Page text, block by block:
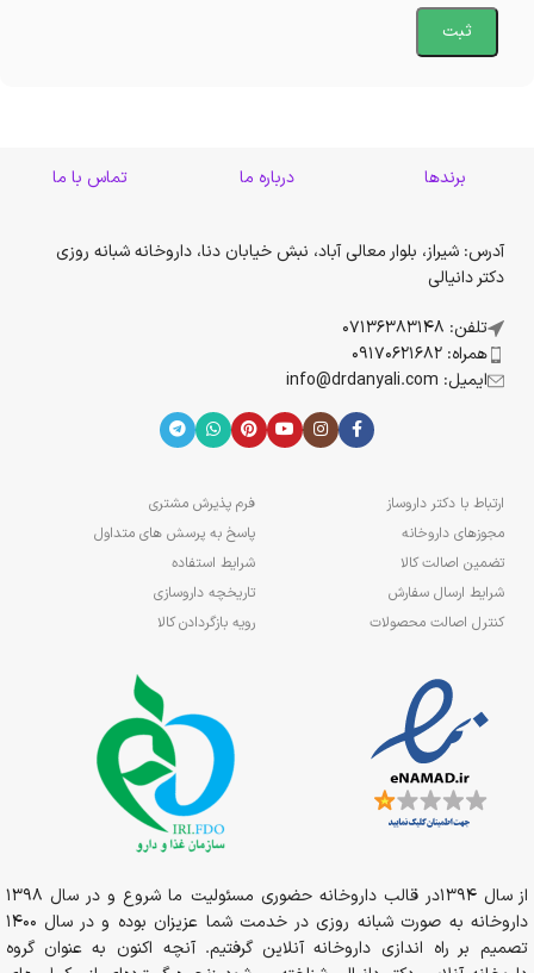
برندها درباره ما تماس با ما
آدرس: شیراز، بلوار معالی آباد، نبش خیابان دنا، داروخانه شبانه روزی
دکتر دانیالی
تلفن: 07136383148
همراه: 09170621682
ایمیل: info@drdanyali.com
ارتباط با دکتر داروساز
مجوزهای داروخانه
تضمین اصالت کالا
شرایط ارسال سفارش
کنترل اصالت محصولات
فرم پذیرش مشتری
پاسخ به پرسش های متداول
شرایط استفاده
تاریخچه داروسازی
رویه بازگردادن کالا
از سال 1394در قالب داروخانه حضوری مسئولیت ما شروع و در سال 1398
داروخانه به صورت شبانه روزی در خدمت شما عزیزان بوده و در سال 1400
تصمیم بر راه اندازی داروخانه آنلاین گرفتیم. آنچه اکنون به عنوان گروه